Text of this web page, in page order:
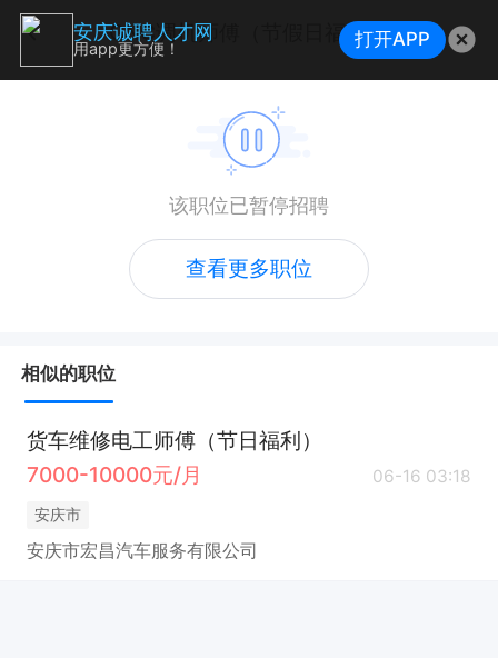
CNC调机师傅（节假日福利）
该职位已暂停招聘
查看更多职位
相似的职位
货车维修电工师傅（节日福利）
7000-10000元/月
06-16 03:18
安庆市
安庆市宏昌汽车服务有限公司
安庆诚聘人才网
用app更方便！ 打开APP